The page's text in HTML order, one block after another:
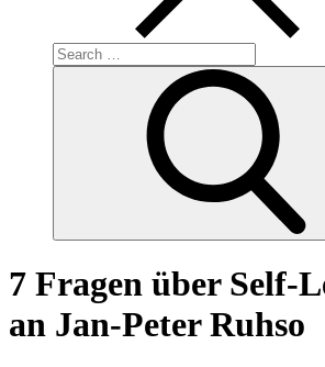
Search
for:
7 Fragen über Self-
an Jan-Peter Ruhso